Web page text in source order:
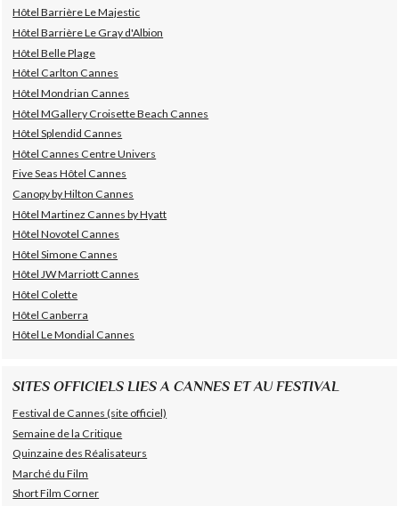
Hôtel Barrière Le Majestic
Hôtel Barrière Le Gray d'Albion
Hôtel Belle Plage
Hôtel Carlton Cannes
Hôtel Mondrian Cannes
Hôtel MGallery Croisette Beach Cannes
Hôtel Splendid Cannes
Hôtel Cannes Centre Univers
Five Seas Hôtel Cannes
Canopy by Hilton Cannes
Hôtel Martinez Cannes by Hyatt
Hôtel Novotel Cannes
Hôtel Simone Cannes
Hôtel JW Marriott Cannes
Hôtel Colette
Hôtel Canberra
Hôtel Le Mondial Cannes
SITES OFFICIELS LIES A CANNES ET AU FESTIVAL
Festival de Cannes (site officiel)
Semaine de la Critique
Quinzaine des Réalisateurs
Marché du Film
Short Film Corner